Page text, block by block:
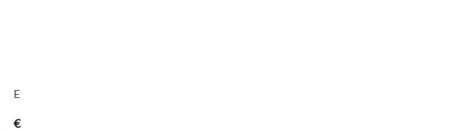
E1578
€ 41,05 *